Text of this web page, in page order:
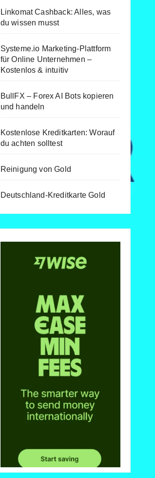
Linkomat Cashback: Alles, was
du wissen musst
Systeme.io Marketing-Plattform
für Online Unternehmen –
Kostenlos & intuitiv
BullFX – Forex AI Bots kopieren
und handeln
Kostenlose Kreditkarten: Worauf
du achten solltest
Reinigung von Gold
Deutschland-Kreditkarte Gold